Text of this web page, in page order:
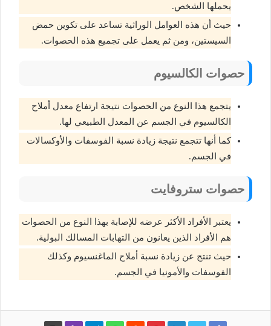
يحملها الشخص.
حيث أن هذه العوامل الوراثية تساعد على تكوين حمض
السيستين، ومن ثم يعمل على تجميع هذه الحصوات.
حصوات الكالسيوم
يتجمع هذا النوع من الحصوات نتيجة ارتفاع معدل أملاح
الكالسيوم في الجسم عن المعدل الطبيعي لها.
كما أنها تتجمع نتيجة زيادة نسبة الفوسفات والأوكسالات
في الجسم.
حصوات ستروفايت
يعتبر الأفراد الأكثر عرضه للإصابة بهذا النوع من الحصوات
هم الأفراد الذين يعانون من التهابات المسالك البولية.
حيث تنتج عن زيادة نسبة أملاح الماغنسيوم وكذلك
الفوسفات والأمونيا في الجسم.